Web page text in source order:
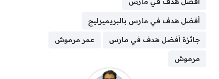
أفضل هدف في مارس بالبريميرليج
جائزة أفضل هدف في مارس عمر مرموش
مرموش